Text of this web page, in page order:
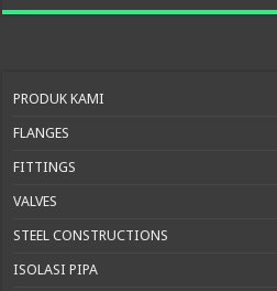
PRODUK KAMI
FLANGES
FITTINGS
VALVES
STEEL CONSTRUCTIONS
ISOLASI PIPA